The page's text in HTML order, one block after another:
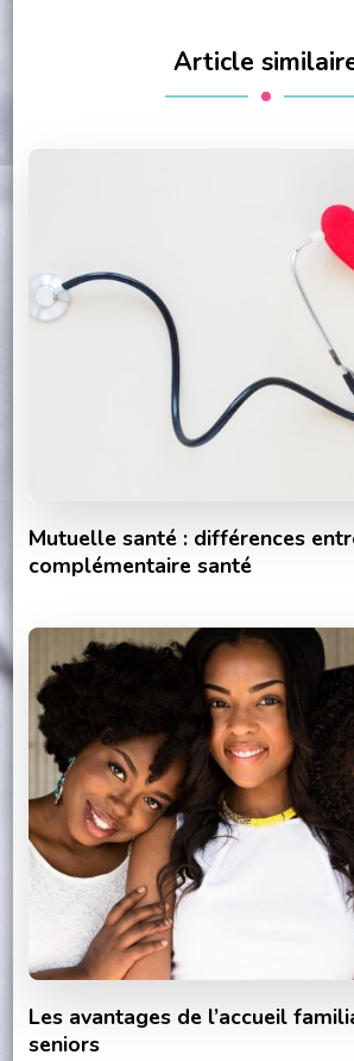
Article
Mutuelle santé : différences
complémentaire santé
Les avantages de l’accueil
seniors